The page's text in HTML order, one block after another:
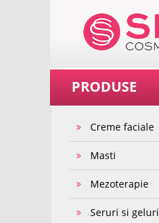
PRODUSE
Creme faciale
Masti
Mezoterapie
Seruri si geluri